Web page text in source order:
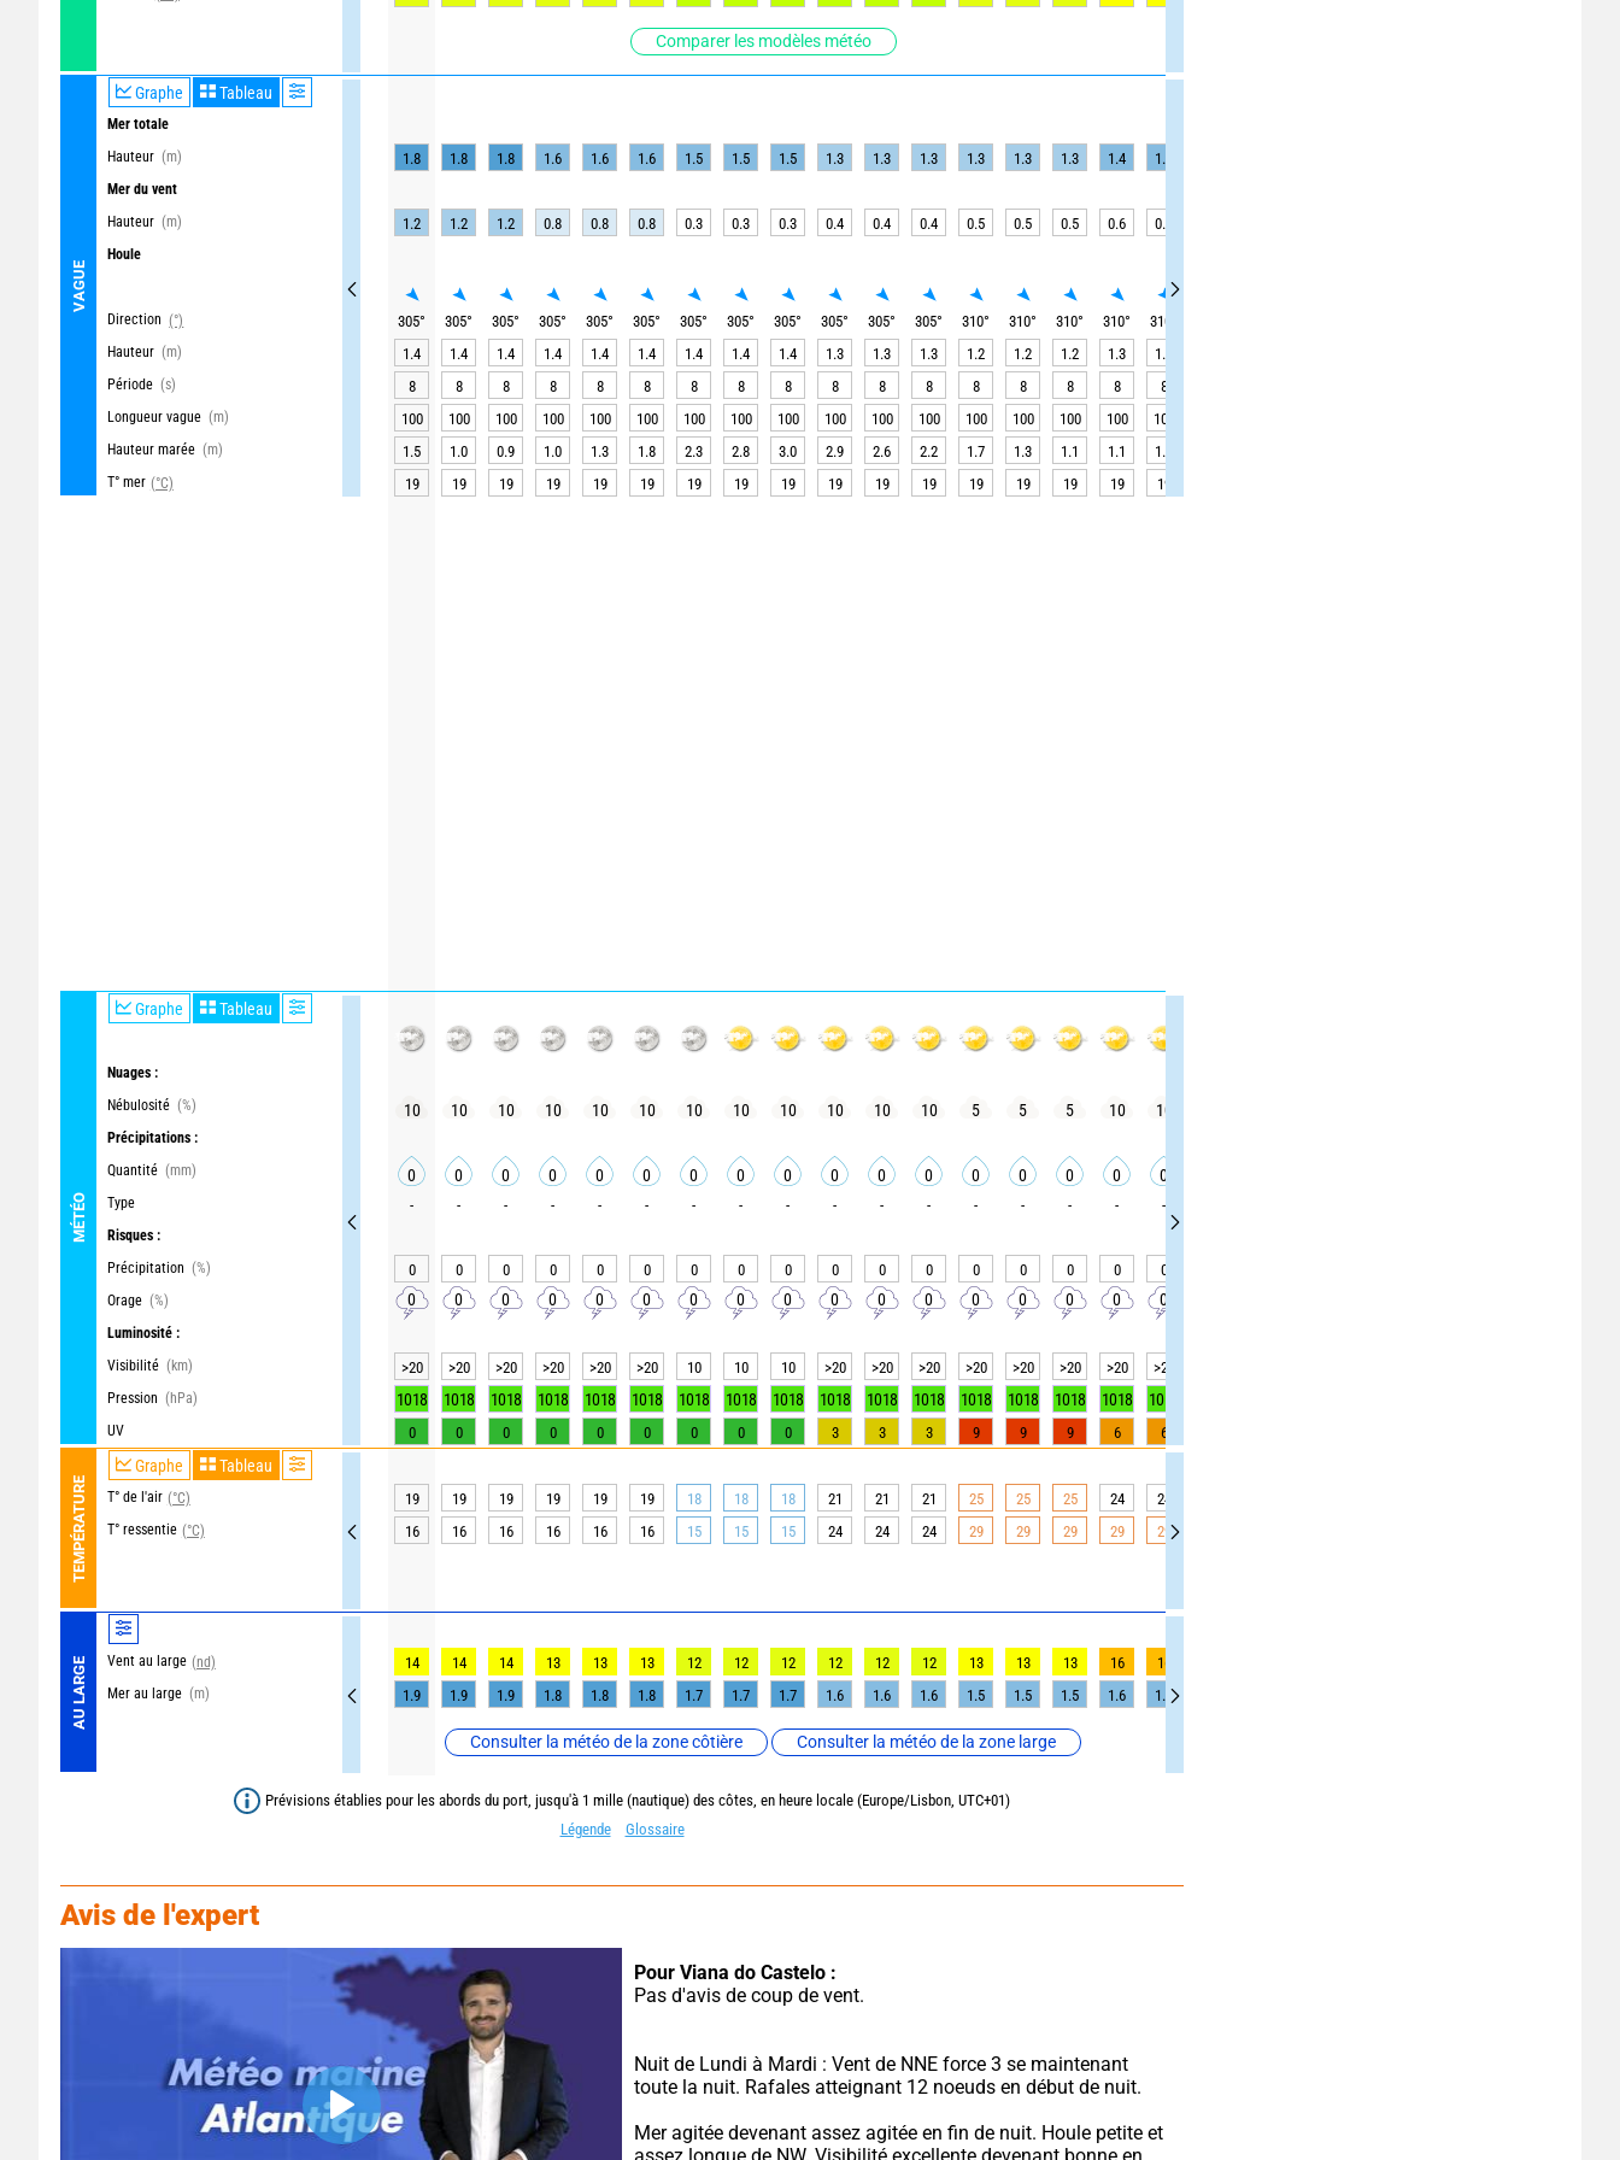
Comparer les modèles météo
VAGUE
Graphe Tableau
Mer totale
Hauteur (m)
Mer du vent
Hauteur (m)
Houle
Direction (°)
Hauteur (m)
Période (s)
Longueur vague (m)
Hauteur marée (m)
T° mer (°C)
MÉTÉO
Graphe Tableau
Nuages :
Nébulosité (%)
Précipitations :
Quantité (mm)
Type
Risques :
Précipitation (%)
Orage (%)
Luminosité :
Visibilité (km)
Pression (hPa)
UV
TEMPÉRATURE
Graphe Tableau
T° de l'air (°C)
T° ressentie (°C)
AU LARGE Vent au large (nd)
Mer au large (m)
Consulter la météo de la zone côtière Consulter la météo de la zone large
1.8 1.8 1.8 1.6 1.6 1.6 1.5 1.5 1.5 1.3 1.3 1.3 1.3 1.3 1.3 1.4 1.4
1.2 1.2 1.2 0.8 0.8 0.8 0.3 0.3 0.3 0.4 0.4 0.4 0.5 0.5 0.5 0.6 0.6
305° 305° 305° 305° 305° 305° 305° 305° 305° 305° 305° 305° 310° 310° 310° 310° 310
1.4
1.4 1.4 1.4 1.4 1.4 1.4 1.4 1.4 1.3 1.3 1.3 1.2 1.2 1.2 1.3 1.3
8
8 8 8 8 8 8 8 8 8 8 8 8 8 8 8 8
100
100 100 100 100 100 100 100 100 100 100 100 100 100 100 100 100
1.5
1.0 0.9 1.0 1.3 1.8 2.3 2.8 3.0 2.9 2.6 2.2 1.7 1.3 1.1 1.1 1.4
19
19 19 19 19 19 19 19 19 19 19 19 19 19 19 19 19
10 10 10 10 10 10 10 10 10 10 10 10 5 5 5 10 10
0 0 0 0 0 0 0 0 0 0 0 0 0 0 0 0 0
- - - - - - - - - - - - - - - - -
0 0 0 0 0 0 0 0 0 0 0 0 0 0 0 0 0
0 0 0 0 0 0 0 0 0 0 0 0 0 0 0 0 0
>20 >20 >20 >20 >20 >20 10 10 10 >20 >20 >20 >20 >20 >20 >20 >20
1018 1018 1018 1018 1018 1018 1018 1018 1018 1018 1018 1018 1018 1018 1018 1018 1018
0 0 0 0 0 0 0 0 0 3 3 3 9 9 9 6 6
19 19 19 19 19 19 18 18 18 21 21 21 25 25 25 24 24
16
16 16 16 16 16 15 15 15 24 24 24 29 29 29 29 29
14 14 14 13 13 13 12 12 12 12 12 12 13 13 13 16 16
1.9
1.9 1.9 1.8 1.8 1.8 1.7 1.7 1.7 1.6 1.6 1.6 1.5 1.5 1.5 1.6 1.6
Prévisions établies pour les abords du port, jusqu'à 1 mille (nautique) des côtes, en heure locale (Europe/Lisbon, UTC+01)
Légende
Glossaire
Avis de l'expert
Pour Viana do Castelo :
Pas d'avis de coup de vent.
Nuit de Lundi à Mardi : Vent de NNE force 3 se maintenant
toute la nuit. Rafales atteignant 12 noeuds en début de nuit.
Mer agitée devenant assez agitée en fin de nuit. Houle petite et